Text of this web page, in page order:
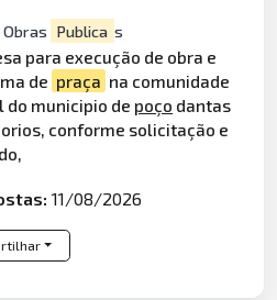
Publica s
para execução de obra e
de praça na comunidade
do municipio de poço dantas
conforme solicitação e
11/08/2026